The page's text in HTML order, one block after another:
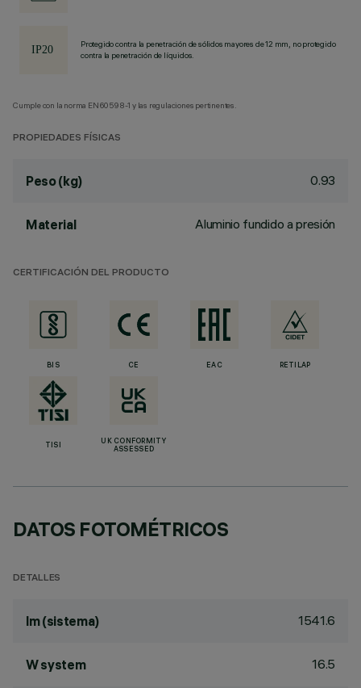
Protegido contra la penetración de sólidos mayores de 12 mm, no protegido
contra la penetración de líquidos.
Cumple con la norma EN60598-1 y las regulaciones pertinentes.
PROPIEDADES FÍSICAS
Peso (kg) 0.93
Material Aluminio fundido a presión
CERTIFICACIÓN DEL PRODUCTO
BIS CE EAC RETILAP
TISI
UK CONFORMITY
ASSESSED
DATOS FOTOMÉTRICOS
DETALLES
lm (sistema) 1541.6
W system 16.5